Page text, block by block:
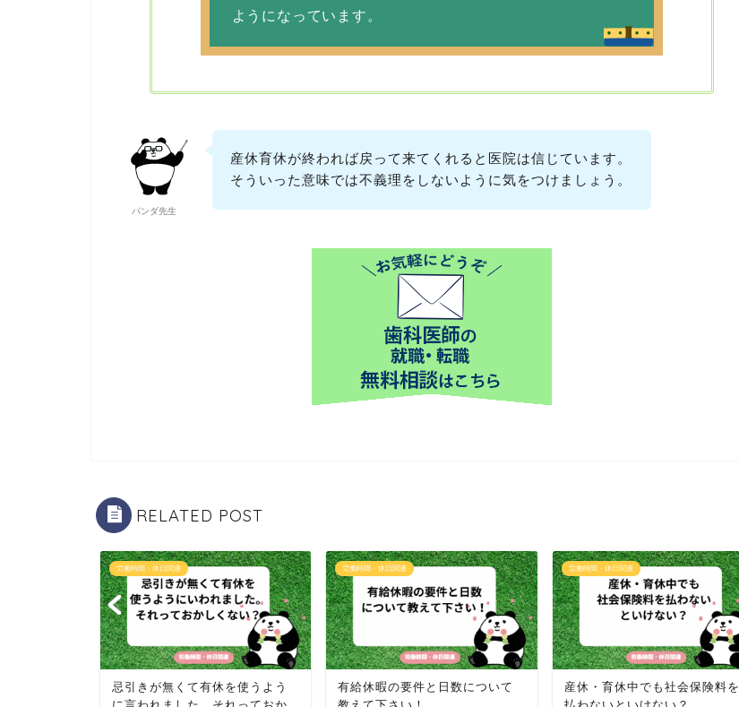
ようになっています。
パンダ先生
産休育休が終われば戻って来てくれると医院は信じています。
そういった意味では不義理をしないように気をつけましょう。
RELATED POST
労働時間・休日関連
忌引きが無くて有休を使うよう
労働時間・休日関連
有給休暇の要件と日数について
労働時間・休日関連
産休・育休中でも社会保険料を